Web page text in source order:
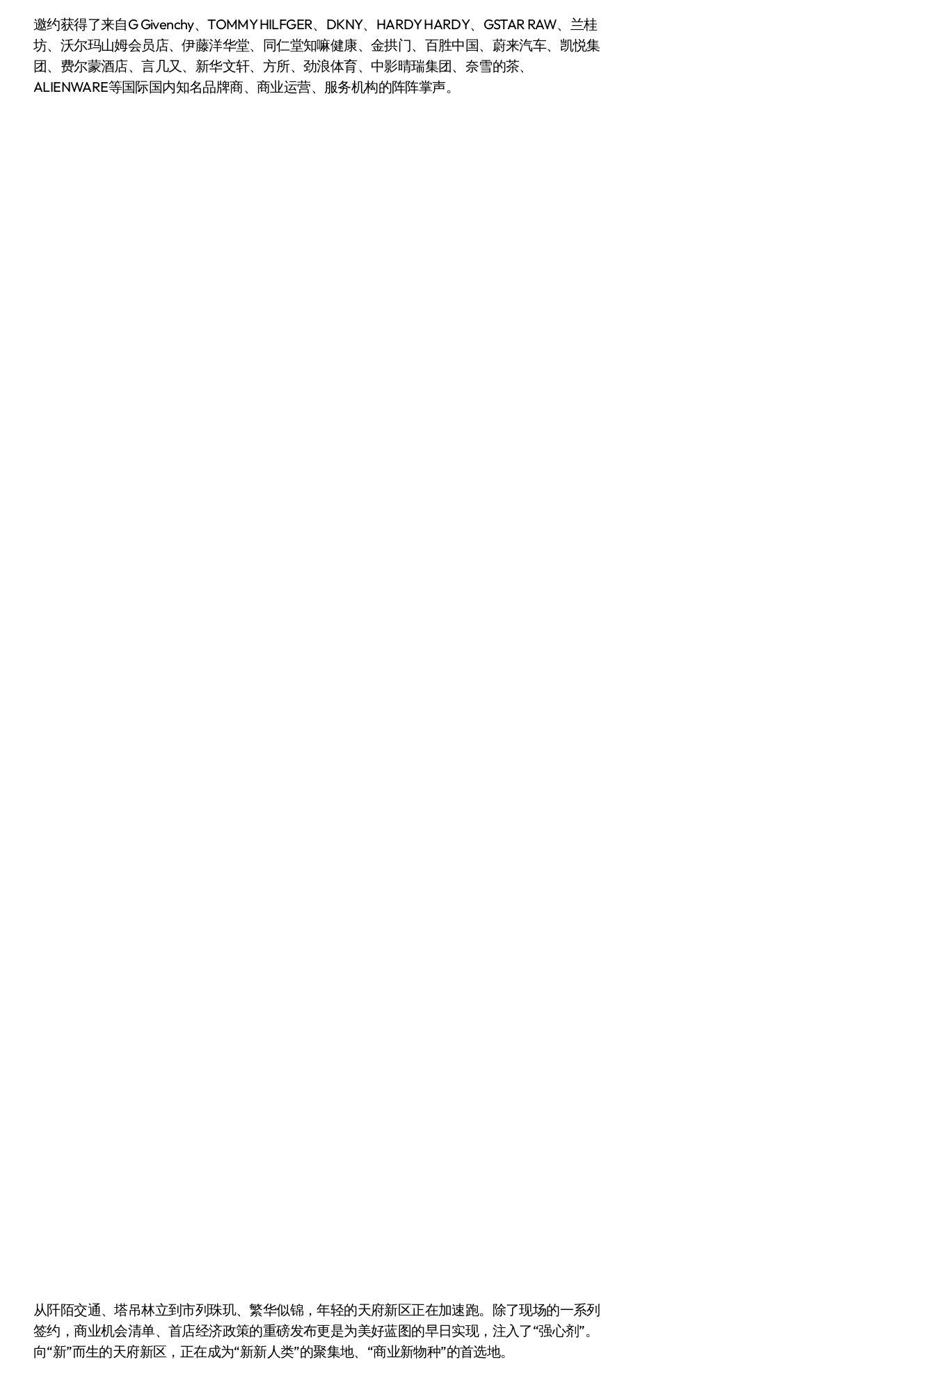
邀约获得了来自G Givenchy、TOMMY HILFGER、DKNY、HARDY HARDY、GSTAR RAW、兰桂
坊、沃尔玛山姆会员店、伊藤洋华堂、同仁堂知嘛健康、金拱门、百胜中国、蔚来汽车、凯悦集
团、费尔蒙酒店、言几又、新华文轩、方所、劲浪体育、中影晴瑞集团、奈雪的茶、
ALIENWARE等国际国内知名品牌商、商业运营、服务机构的阵阵掌声。
从阡陌交通、塔吊林立到市列珠玑、繁华似锦，年轻的天府新区正在加速跑。除了现场的一系列
签约，商业机会清单、首店经济政策的重磅发布更是为美好蓝图的早日实现，注入了“强心剂”。
向“新”而生的天府新区，正在成为“新新人类”的聚集地、“商业新物种”的首选地。